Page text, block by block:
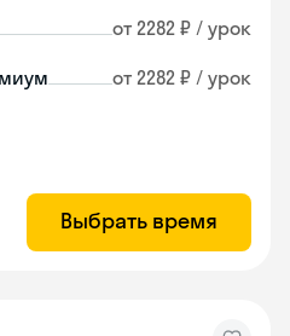
от 2282 ₽ / урок
от 2282 ₽ / урок
Выбрать время